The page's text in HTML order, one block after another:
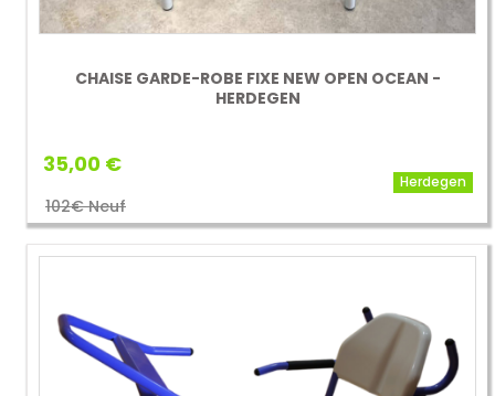
CHAISE GARDE-ROBE FIXE NEW OPEN OCEAN -
HERDEGEN
35,00 €
102€ Neuf
Herdegen